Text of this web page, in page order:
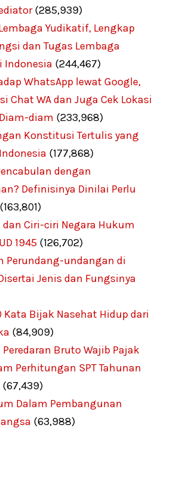
(285,939)
Yudikatif, Lengkap
dan Tugas Lembaga
Indonesia (244,467)
WhatsApp lewat Google,
Chat WA dan Juga Cek Lokasi
diam (233,968)
Konstitusi Tertulis yang
(177,868)
dengan
Definisinya Dinilai Perlu
(163,801)
dan Ciri-ciri Negara Hukum
1945 (126,702)
Perundang-undangan di
Jenis dan Fungsinya
Kata Bijak Nasehat Hidup dari
(84,909)
Bruto Wajib Pajak
Perhitungan SPT Tahunan
(67,439)
Dalam Pembangunan
(63,988)